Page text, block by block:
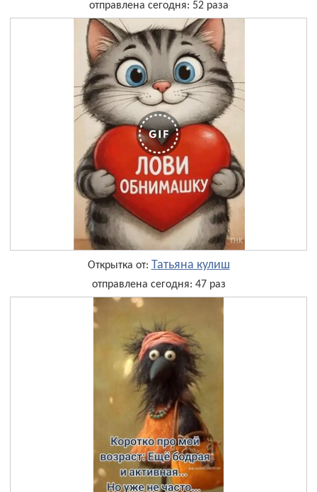
отправлена сегодня: 52 раза
Открытка от: Татьяна кулиш
отправлена сегодня: 47 раз